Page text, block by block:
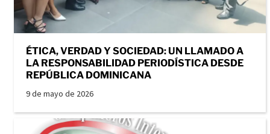
ÉTICA, VERDAD Y SOCIEDAD: UN LLAMADO A
LA RESPONSABILIDAD PERIODÍSTICA DESDE
REPÚBLICA DOMINICANA
9 de mayo de 2026